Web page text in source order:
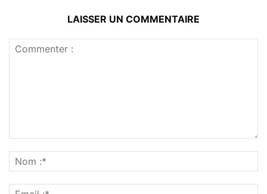
LAISSER UN COMMENTAIRE